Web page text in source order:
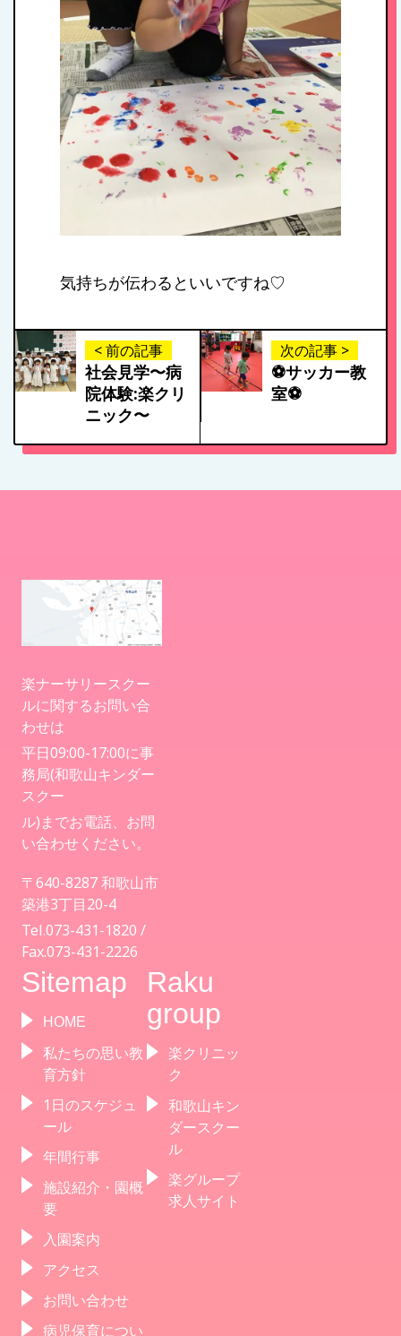
HOME
私たちの思い・教
育方針
1日のスケジュール
年間行事
気持ちが伝わるといいですね♡
< 前の記事
社会見学〜病
院体験:楽クリ
ニック〜
次の記事 >
⚽️サッカー教
室⚽️
楽ナーサリースクー
ルに関するお問い合
わせは
平日09:00-17:00に事
務局(和歌山キンダー
スクー
ル)までお電話、お問
い合わせください。
〒640-8287 和歌山市
築港3丁目20-4
Tel.073-431-1820 /
Fax.073-431-2226
Sitemap
HOME
私たちの思い教
育方針
1日のスケジュ
ール
年間行事
施設紹介・園概
要
入園案内
アクセス
お問い合わせ
病児保育につい
Raku
group
楽クリニッ
ク
和歌山キン
ダースクー
ル
楽グループ
求人サイト